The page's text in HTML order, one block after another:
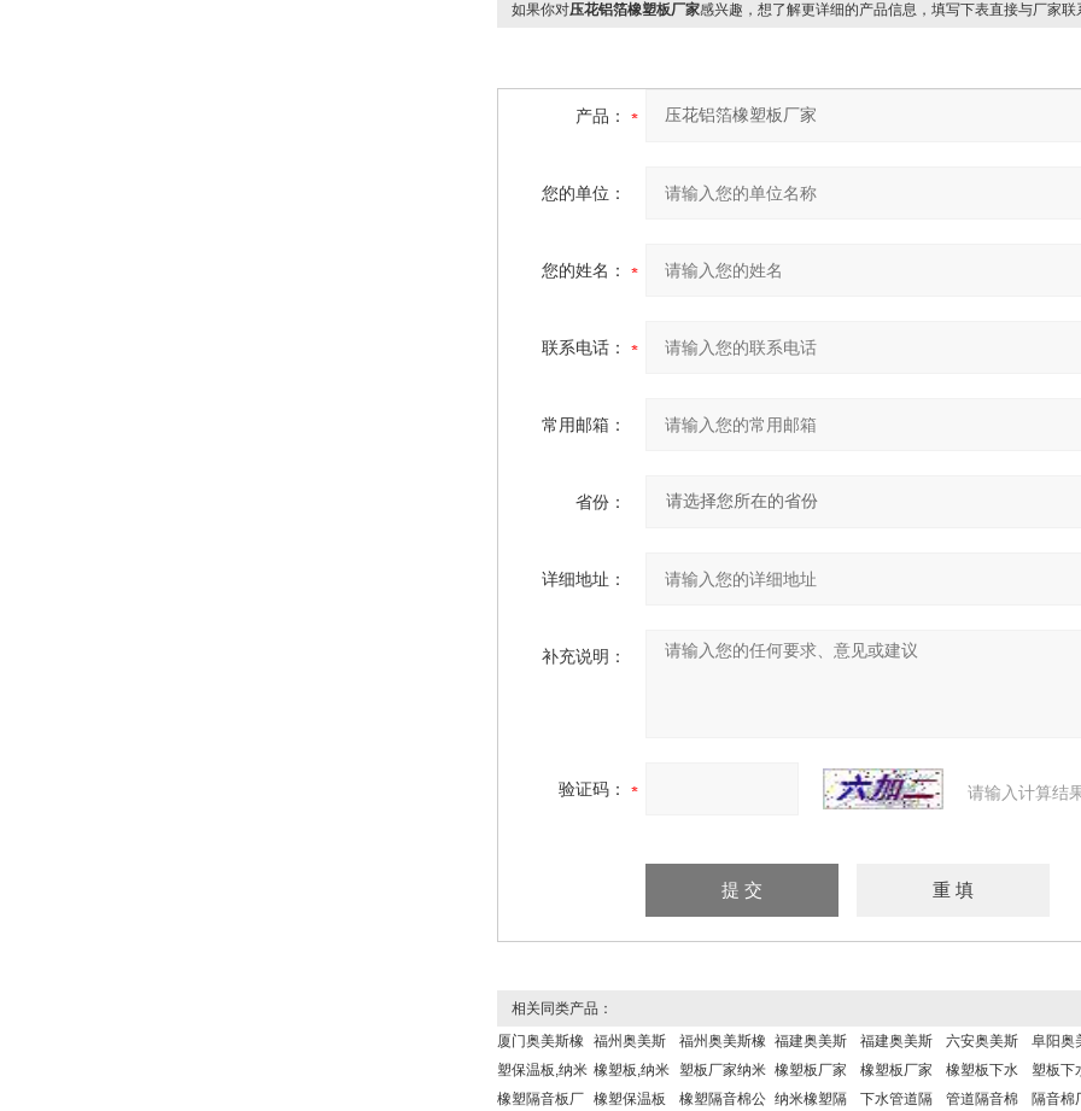
如果你对压花铝箔橡塑板厂家感兴趣，想了解更详细的产品信息，填写下表直接与厂家联
产品：
您的单位：
您的姓名：
联系电话：
常用邮箱：
省份：
详细地址：
补充说明：
验证码： 请输入计算结
相关同类产品：
厦门奥美斯橡
塑保温板,纳米
橡塑隔音板厂
福州奥美斯
橡塑板,纳米
橡塑保温板
福州奥美斯橡
塑板厂家纳米
橡塑隔音棉公
福建奥美斯
橡塑板厂家
纳米橡塑隔
福建奥美斯
橡塑板厂家
下水管道隔
六安奥美斯
橡塑板下水
管道隔音棉
阜阳奥
塑板下
隔音棉